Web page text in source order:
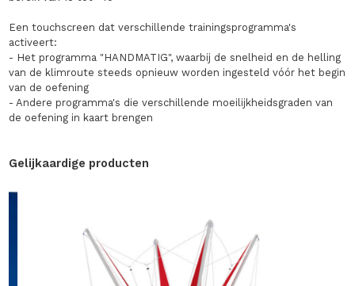
Een touchscreen dat verschillende trainingsprogramma's
activeert:
- Het programma "HANDMATIG", waarbij de snelheid en de helling
van de klimroute steeds opnieuw worden ingesteld vóór het begin
van de oefening
- Andere programma's die verschillende moeilijkheidsgraden van
de oefening in kaart brengen
Gelijkaardige producten